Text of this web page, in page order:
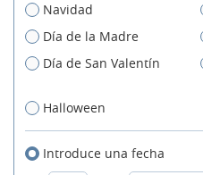
Navidad
Día de la Madre
Día de San Valentín
Halloween
Introduce una fecha